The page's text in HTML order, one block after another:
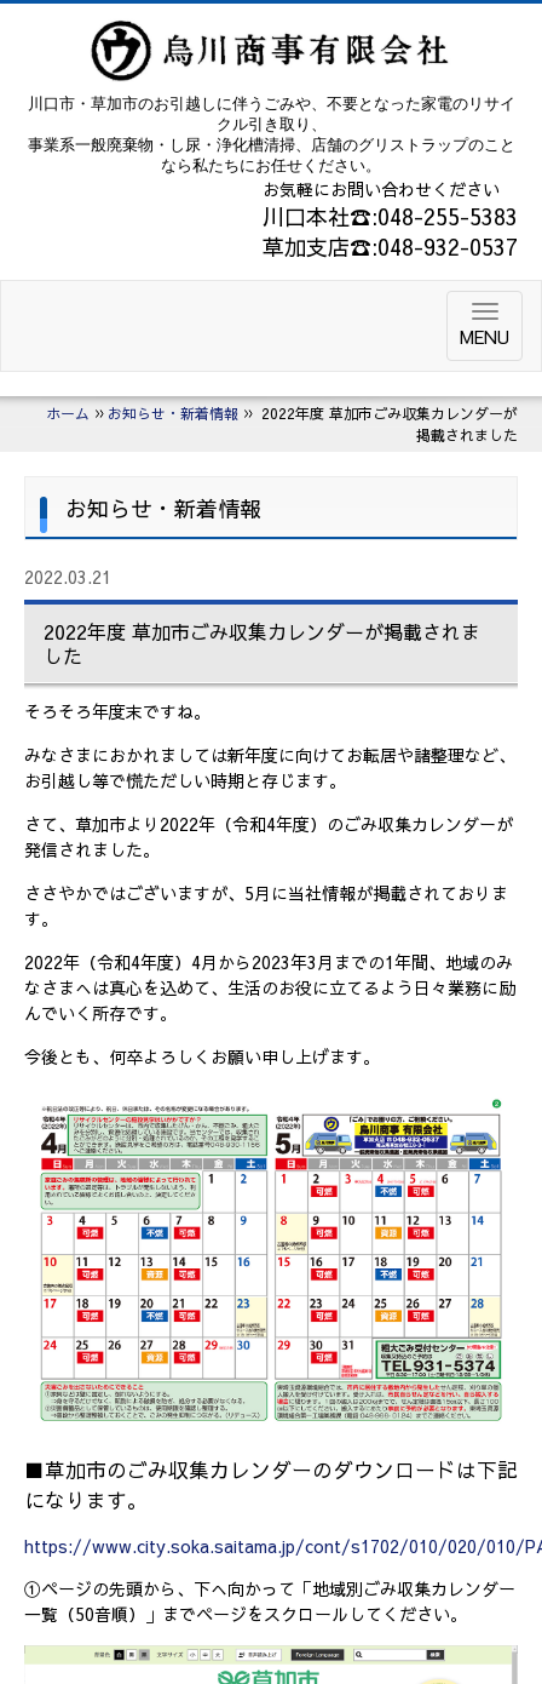
川口市・草加市のお引越しに伴うごみや、不要となった家電のリサイ
クル引き取り、
事業系一般廃棄物・し尿・浄化槽清掃、店舗のグリストラップのこと
なら私たちにお任せください。
お気軽にお問い合わせください
川口本社☎:048-255-5383
草加支店☎:048-932-0537
MENU
ホーム お知らせ・新着情報
2022年度 草加市ごみ収集カレンダーが
掲載されました
お知らせ・新着情報
2022.03.21
2022年度 草加市ごみ収集カレンダーが掲載されま
した
そろそろ年度末ですね。
みなさまにおかれましては新年度に向けてお転居や諸整理など、
お引越し等で慌ただしい時期と存じます。
さて、草加市より2022年（令和4年度）のごみ収集カレンダーが
発信されました。
ささやかではございますが、5月に当社情報が掲載されておりま
す。
2022年（令和4年度）4月から2023年3月までの1年間、地域のみ
なさまへは真心を込めて、生活のお役に立てるよう日々業務に励
んでいく所存です。
今後とも、何卒よろしくお願い申し上げます。
■草加市のごみ収集カレンダーのダウンロードは下記
になります。
https://www.city.soka.saitama.jp/cont/s1702/010/020/010/
①ページの先頭から、下へ向かって「地域別ごみ収集カレンダー
一覧（50音順）」までページをスクロールしてください。